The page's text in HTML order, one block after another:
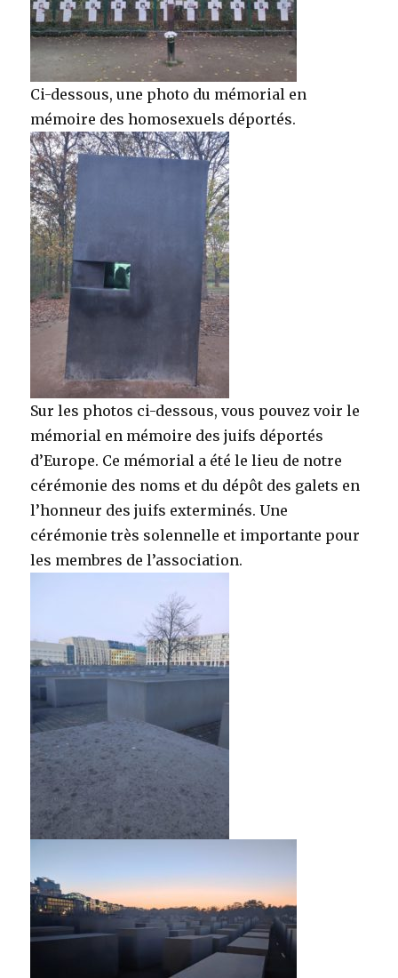
Ci-dessous, une photo du mémorial en
mémoire des homosexuels déportés.
Sur les photos ci-dessous, vous pouvez voir le
mémorial en mémoire des juifs déportés
d’Europe. Ce mémorial a été le lieu de notre
cérémonie des noms et du dépôt des galets en
l’honneur des juifs exterminés. Une
cérémonie très solennelle et importante pour
les membres de l’association.